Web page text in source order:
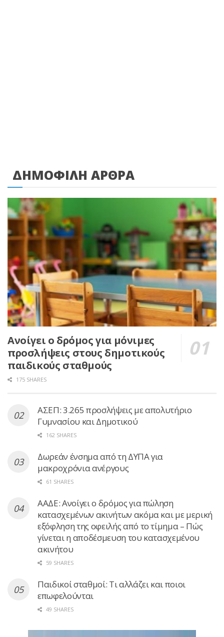
ΔΗΜΟΦΙΛΗ ΑΡΘΡΑ
Ανοίγει ο δρόμος για μόνιμες
προσλήψεις στους δημοτικούς
παιδικούς σταθμούς
175 SHARES
ΑΣΕΠ: 3.265 προσλήψεις με απολυτήριο
Γυμνασίου και Δημοτικού
162 SHARES
Δωρεάν ένσημα από τη ΔΥΠΑ για
μακροχρόνια ανέργους
61 SHARES
ΑΑΔΕ: Ανοίγει ο δρόμος για πώληση
κατασχεμένων ακινήτων ακόμα και με μερική
εξόφληση της οφειλής από το τίμημα – Πώς
γίνεται η αποδέσμευση του κατασχεμένου
ακινήτου
59 SHARES
Παιδικοί σταθμοί: Τι αλλάζει και ποιοι
επωφελούνται
49 SHARES